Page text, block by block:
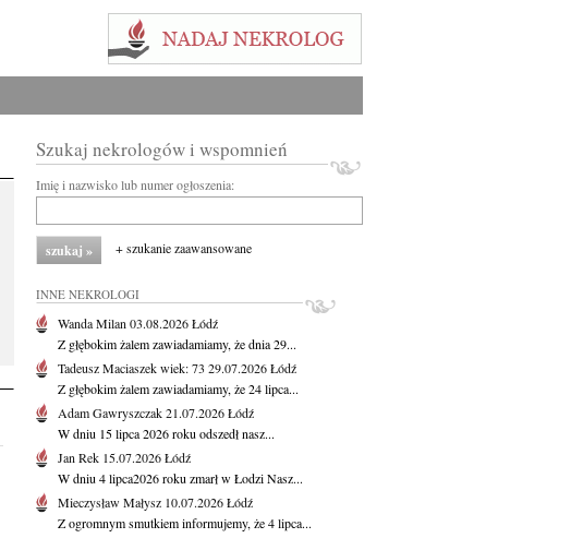
Szukaj nekrologów i wspomnień
Imię i nazwisko lub numer ogłoszenia:
+ szukanie zaawansowane
INNE NEKROLOGI
Wanda Milan 03.08.2026Łódź
Z głębokim żalem zawiadamiamy, że dnia 29...
Tadeusz Maciaszekwiek: 73 29.07.2026Łódź
Z głębokim żalem zawiadamiamy, że 24 lipca...
Adam Gawryszczak21.07.2026Łódź
W dniu 15 lipca 2026 roku odszedł nasz...
Jan Rek 15.07.2026Łódź
W dniu 4 lipca2026 roku zmarł w Łodzi Nasz...
Mieczysław Małysz 10.07.2026Łódź
Z ogromnym smutkiem informujemy, że 4 lipca...